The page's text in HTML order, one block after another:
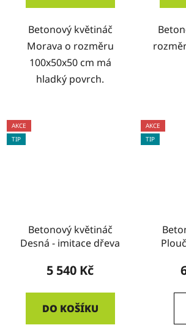
Betonový květináč
Morava o rozměru
100x50x50 cm má
hladký povrch.
AKCE
TIP
Betonový květináč
Desná - imitace dřeva
5 540 Kč
DO KOŠÍKU
AKCE
TIP